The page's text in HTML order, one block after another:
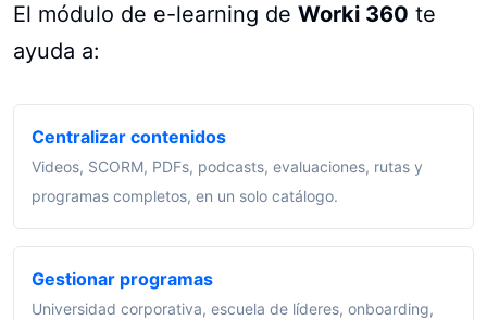
El módulo de e-learning de Worki 360 te
ayuda a:
Centralizar contenidos
Videos, SCORM, PDFs, podcasts, evaluaciones, rutas y
programas completos, en un solo catálogo.
Gestionar programas
Universidad corporativa, escuela de líderes, onboarding,